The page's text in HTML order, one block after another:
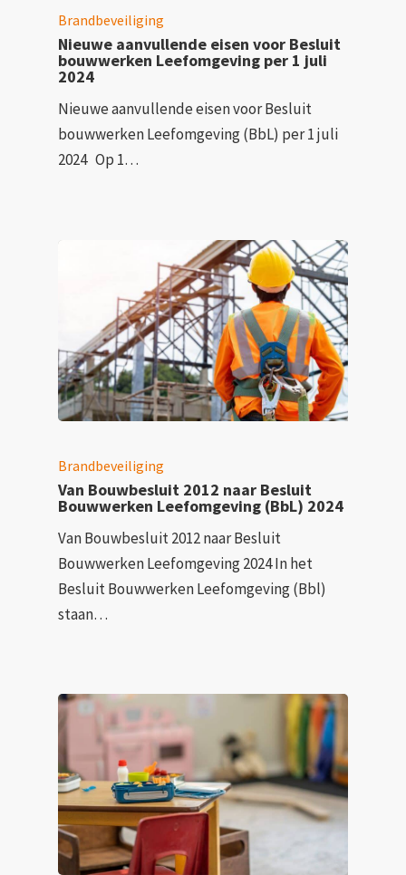
Brandbeveiliging
Nieuwe aanvullende eisen voor Besluit
bouwwerken Leefomgeving per 1 juli
2024
Nieuwe aanvullende eisen voor Besluit
bouwwerken Leefomgeving (BbL) per 1 juli
2024 Op 1…
Brandbeveiliging
Van Bouwbesluit 2012 naar Besluit
Bouwwerken Leefomgeving (BbL) 2024
Van Bouwbesluit 2012 naar Besluit
Bouwwerken Leefomgeving 2024 In het
Besluit Bouwwerken Leefomgeving (Bbl)
staan…